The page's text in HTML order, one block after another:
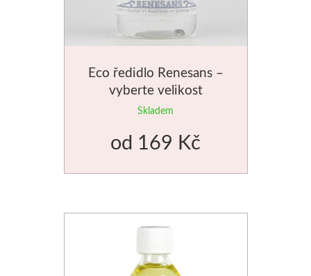
Eco ředidlo Renesans –
vyberte velikost
Skladem
od 169 Kč